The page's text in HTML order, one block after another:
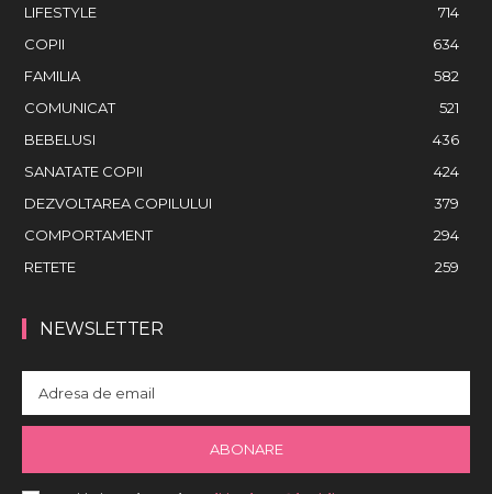
LIFESTYLE
714
COPII
634
FAMILIA
582
COMUNICAT
521
BEBELUSI
436
SANATATE COPII
424
DEZVOLTAREA COPILULUI
379
COMPORTAMENT
294
RETETE
259
NEWSLETTER
ABONARE